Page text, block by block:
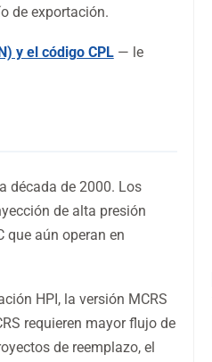
de exportación.
y el código CPL— le
década de 2000. Los
de alta presión
que aún operan en
HPI, la versión MCRS
requieren mayor flujo de
de reemplazo, el